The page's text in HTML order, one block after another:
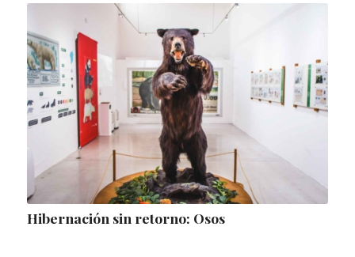
Hibernación sin retorno: Osos